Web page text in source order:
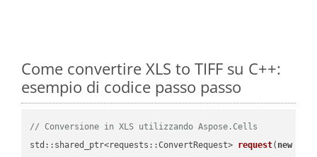
Come convertire XLS to TIFF su C++:
esempio di codice passo passo
// Conversione in XLS utilizzando Aspose.Cells
std::shared_ptr<requests::ConvertRequest> request( new